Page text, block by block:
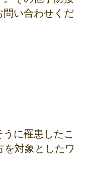
い合わせくだ
に罹患したこ
を対象としたワ